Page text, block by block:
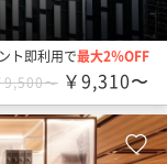
ト即利用で最大2％OFF
9,500〜 ￥9,310〜